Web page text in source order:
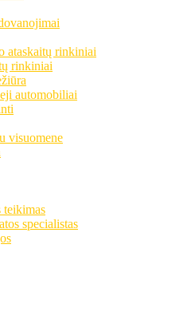
ataskaitų rinkiniai
rinkiniai
automobiliai
visuomene
teikimas
specialistas